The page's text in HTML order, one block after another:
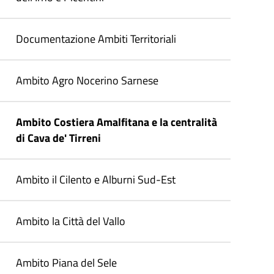
Documentazione Ambiti Territoriali
Ambito Agro Nocerino Sarnese
Ambito Costiera Amalfitana e la centralità
di Cava de' Tirreni
Ambito il Cilento e Alburni Sud-Est
Ambito la Città del Vallo
Ambito Piana del Sele